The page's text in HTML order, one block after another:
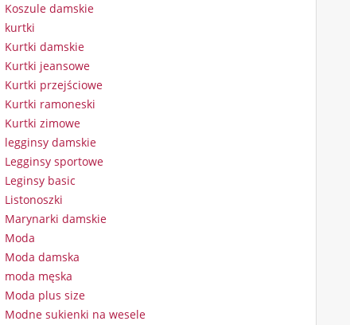
Koszule damskie
kurtki
Kurtki damskie
Kurtki jeansowe
Kurtki przejściowe
Kurtki ramoneski
Kurtki zimowe
legginsy damskie
Legginsy sportowe
Leginsy basic
Listonoszki
Marynarki damskie
Moda
Moda damska
moda męska
Moda plus size
Modne sukienki na wesele